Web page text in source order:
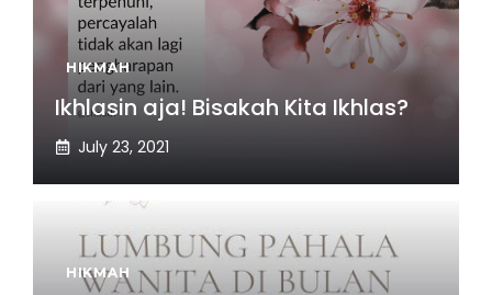
HIKMAH
Ikhlasin aja! Bisakah Kita Ikhlas?
July 23, 2021
HIKMAH